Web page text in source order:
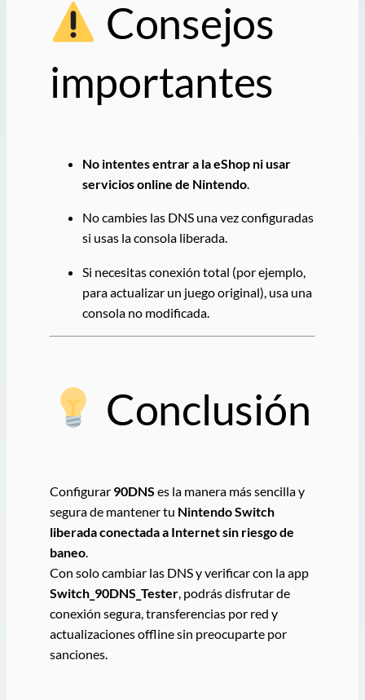
Consejos
importantes
No intentes entrar a la eShop ni usar
servicios online de Nintendo.
No cambies las DNS una vez configuradas
si usas la consola liberada.
Si necesitas conexión total (por ejemplo,
para actualizar un juego original), usa una
consola no modificada.
Conclusión
Configurar 90DNS es la manera más sencilla y
segura de mantener tu Nintendo Switch
liberada conectada a Internet sin riesgo de
baneo.
Con solo cambiar las DNS y verificar con la app
Switch_90DNS_Tester, podrás disfrutar de
conexión segura, transferencias por red y
actualizaciones offline sin preocuparte por
sanciones.